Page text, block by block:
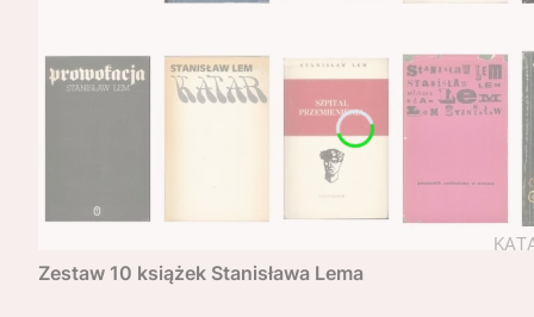
Zestaw 10 książek Stanisława Lema